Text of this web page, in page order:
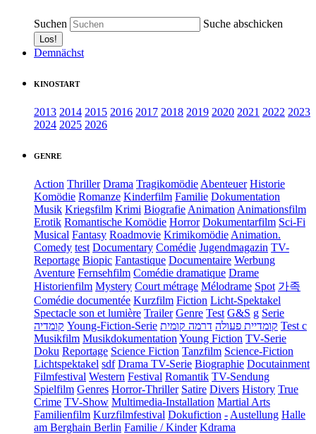
Suchen Suche abschicken
Demnächst
KINOSTART
2013 2014 2015 2016 2017 2018 2019 2020 2021 2022 2023
2024 2025 2026
GENRE
Action Thriller Drama Tragikomödie Abenteuer Historie
Komödie Romanze Kinderfilm Familie Dokumentation
Musik Kriegsfilm Krimi Biografie Animation Animationsfilm
Erotik Romantische Komödie Horror Dokumentarfilm Sci-Fi
Musical Fantasy Roadmovie Krimikomödie Animation.
Comedy test Documentary Comédie Jugendmagazin TV-
Reportage Biopic Fantastique Documentaire Werbung
Aventure Fernsehfilm Comédie dramatique Drame
Historienfilm Mystery Court métrage Mélodrame Spot 가족
Comédie documentée Kurzfilm Fiction Licht-Spektakel
Spectacle son et lumière Trailer Genre Test G&S g Serie
קומדיה Young-Fiction-Serie קומדיית פעולה דרמה קומית
Test c
Musikfilm Musikdokumentation Young Fiction TV-Serie
Doku Reportage Science Fiction Tanzfilm Science-Fiction
Lichtspektakel sdf Drama TV-Serie Biographie Docutainment
Filmfestival Western Festival Romantik TV-Sendung
Spielfilm Genres Horror-Thriller Satire Divers History True
Crime TV-Show Multimedia-Installation Martial Arts
Familienfilm Kurzfilmfestival Dokufiction - Austellung Halle
am Berghain Berlin Familie / Kinder Kdrama